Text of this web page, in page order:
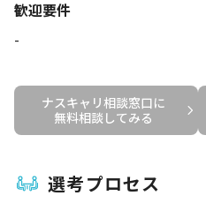
歓迎要件
-
ナスキャリ相談窓口に
無料相談してみる
選考プロセス